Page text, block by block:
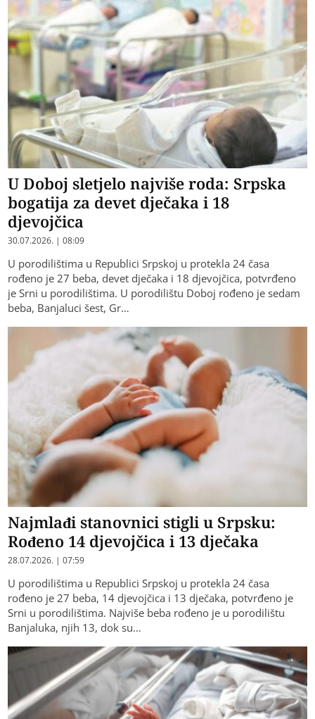
U Doboj sletjelo najviše roda: Srpska
bogatija za devet dječaka i 18
djevojčica
30.07.2026. | 08:09
U porodilištima u Republici Srpskoj u protekla 24 časa
rođeno je 27 beba, devet dječaka i 18 djevojčica, potvrđeno
je Srni u porodilištima. U porodilištu Doboj rođeno je sedam
beba, Banjaluci šest, Gr…
Najmlađi stanovnici stigli u Srpsku:
Rođeno 14 djevojčica i 13 dječaka
28.07.2026. | 07:59
U porodilištima u Republici Srpskoj u protekla 24 časa
rođeno je 27 beba, 14 djevojčica i 13 dječaka, potvrđeno je
Srni u porodilištima. Najviše beba rođeno je u porodilištu
Banjaluka, njih 13, dok su…